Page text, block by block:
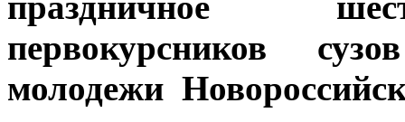
первокурсников
молодежи